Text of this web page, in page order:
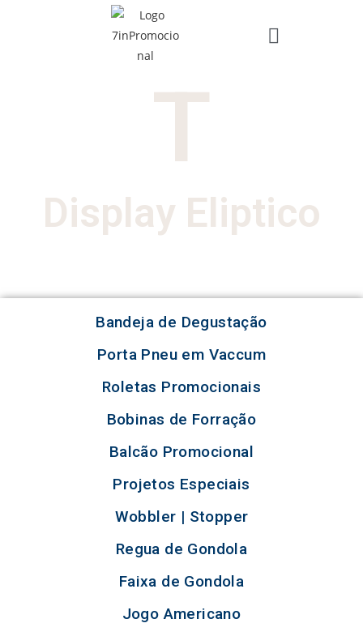
T
Display Eliptico
Bandeja de Degustação
Porta Pneu em Vaccum
Roletas Promocionais
Bobinas de Forração
Balcão Promocional
Projetos Especiais
Wobbler | Stopper
Regua de Gondola
Faixa de Gondola
Jogo Americano